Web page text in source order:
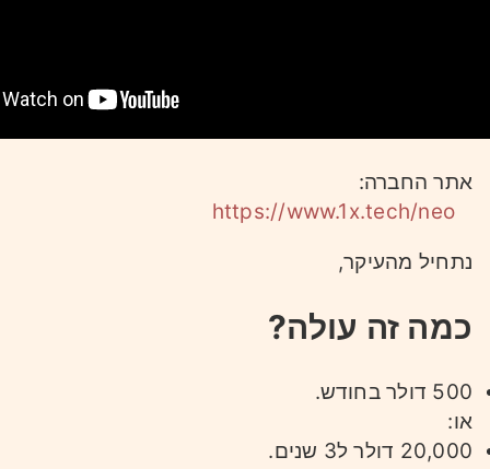
אתר החברה:
https://www.1x.tech/neo
נתחיל מהעיקר,
כמה זה עולה?
500 דולר בחודש.
או:
20,000 דולר ל3 שנים.